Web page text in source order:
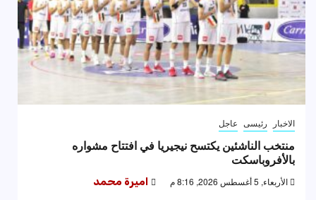
الاخبار رئيسى عاجل
منتخب الناشئين يكتسح نيجيريا في افتتاح مشواره
بالأفروباسكت
الأربعاء, 5 أغسطس 2026, 8:16 م اميرة محمد